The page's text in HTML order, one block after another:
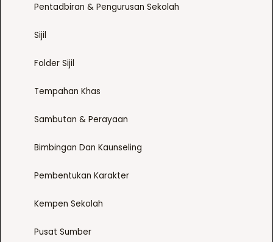
Pentadbiran & Pengurusan Sekolah
Sijil
Folder Sijil
Tempahan Khas
Sambutan & Perayaan
Bimbingan Dan Kaunseling
Pembentukan Karakter
Kempen Sekolah
Pusat Sumber